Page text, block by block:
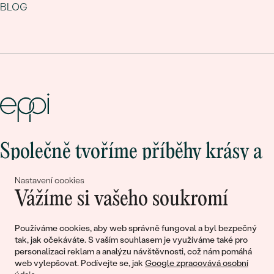
Nastavení cookies
Vážíme si vašeho soukromí
Používáme cookies, aby web správně fungoval a byl bezpečný
tak, jak očekáváte. S vaším souhlasem je využíváme také pro
personalizaci reklam a analýzu návštěvnosti, což nám pomáhá
web vylepšovat. Podívejte se, jak Google zpracovává osobní
BLOG
Společně tvoříme příběhy krásy a
lásky
Připojte se k nám!